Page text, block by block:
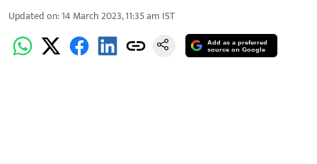
Updated on:14 March 2023, 11:35 am IST
Add as a preferred
source on Google